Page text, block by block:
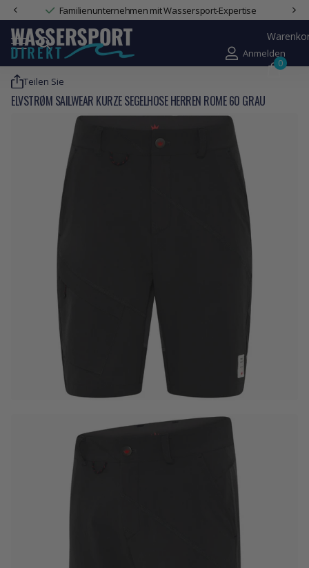
Familienunternehmen mit Wassersport-Expertise
Anmelden
0
Teilen Sie
ELVSTRØM SAILWEAR KURZE SEGELHOSE HERREN ROME 60 GRAU